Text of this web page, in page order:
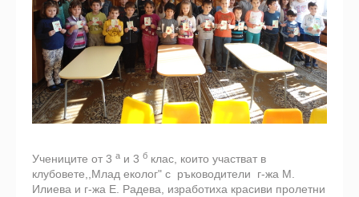
Учениците от 3 а и 3 б клас, които участват в
клубовете,,Млад еколог" с ръководители г-жа М.
Илиева и г-жа Е. Радева, изработиха красиви пролетни